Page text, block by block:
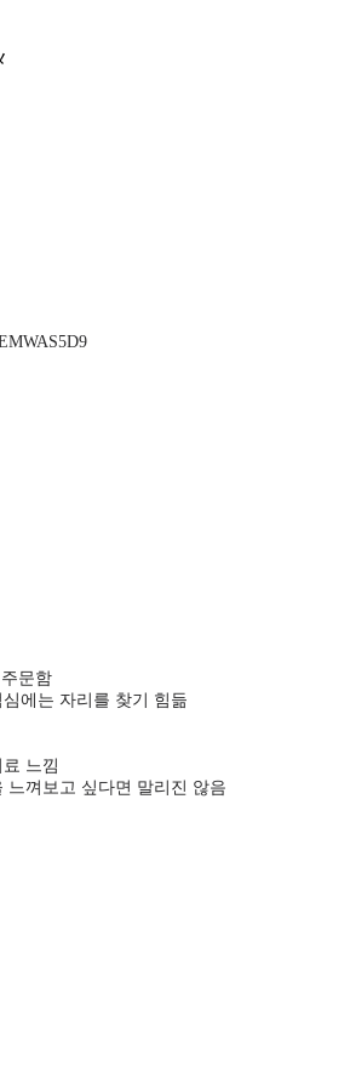
문함
에는 자리를 찾기 힘듦
느낌
껴보고 싶다면 말리진 않음